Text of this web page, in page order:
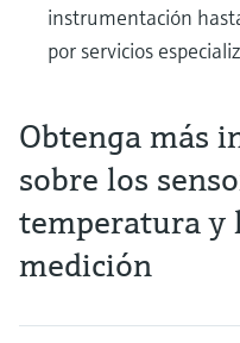
instrumentación
por servicios
Obtenga más
sobre los
temperatura y
medición